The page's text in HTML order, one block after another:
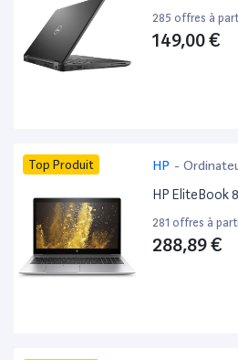
285 offres à
149,00 €
Top Produit HP -
HP EliteBook
281 offres à
288,89 €